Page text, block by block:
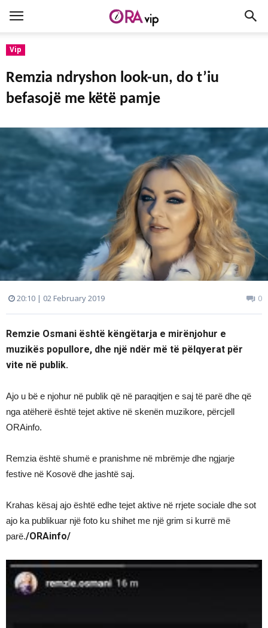
Vip
Remzia ndryshon look-un, do t’iu
befasojë me këtë pamje
20:10 | 02 February 2019 0
Remzie Osmani është këngëtarja e mirënjohur e
muzikës popullore, dhe një ndër më të pëlqyerat për
vite në publik.
Ajo u bë e njohur në publik që në paraqitjen e saj të parë dhe që
nga atëherë është tejet aktive në skenën muzikore, përcjell
ORAinfo.
Remzia është shumë e pranishme në mbrëmje dhe ngjarje
festive në Kosovë dhe jashtë saj.
Krahas kësaj ajo është edhe tejet aktive në rrjete sociale dhe sot
ajo ka publikuar një foto ku shihet me një grim si kurrë më
parë./ORAinfo/